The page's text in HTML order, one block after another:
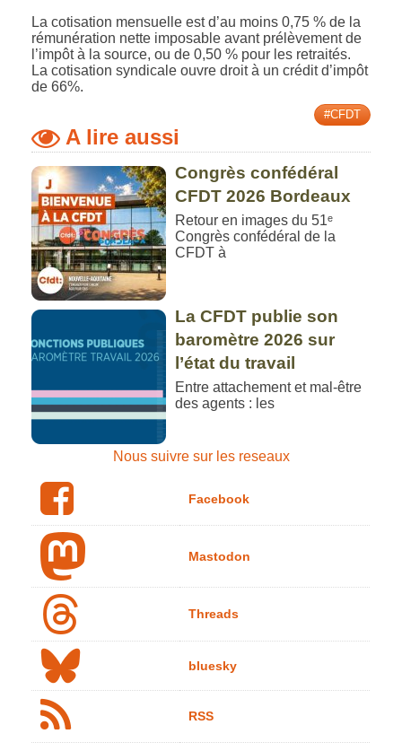
La cotisation mensuelle est d’au moins 0,75 % de la
rémunération nette imposable avant prélèvement de
l’impôt à la source, ou de 0,50 % pour les retraités.
La cotisation syndicale ouvre droit à un crédit d’impôt
de 66%.
#CFDT
A lire aussi
Congrès confédéral
CFDT 2026 Bordeaux
Retour en images du 51ᵉ
Congrès confédéral de la
CFDT à
La CFDT publie son
baromètre 2026 sur
l’état du travail
Entre attachement et mal-être
des agents : les
Nous suivre sur les reseaux
Facebook
Mastodon
Threads
bluesky
RSS